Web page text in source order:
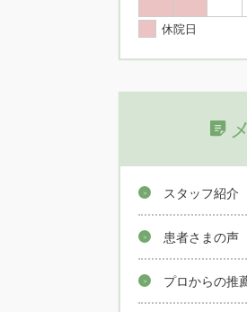
休院日
スタッフ紹介
患者さまの声
プロからの推